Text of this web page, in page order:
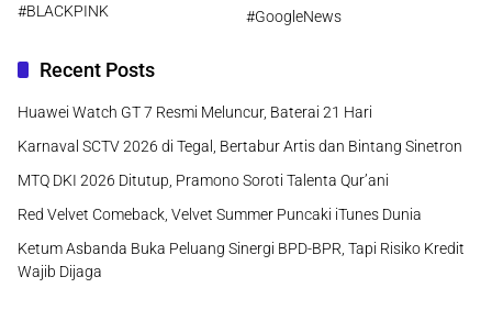
#BLACKPINK
#GoogleNews
Recent Posts
Huawei Watch GT 7 Resmi Meluncur, Baterai 21 Hari
Karnaval SCTV 2026 di Tegal, Bertabur Artis dan Bintang Sinetron
MTQ DKI 2026 Ditutup, Pramono Soroti Talenta Qur’ani
Red Velvet Comeback, Velvet Summer Puncaki iTunes Dunia
Ketum Asbanda Buka Peluang Sinergi BPD-BPR, Tapi Risiko Kredit
Wajib Dijaga